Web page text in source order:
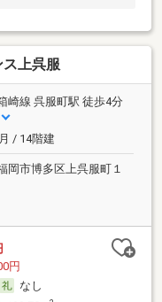
上呉服
崎線 呉服町駅 徒歩4分
/ 14階建
岡市博多区上呉服町１
円
なし